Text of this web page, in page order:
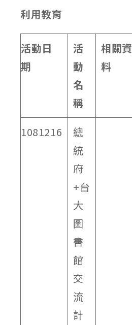
利用教育
活動日
期
活
動
名
稱
相關資
料
1081216
總
統
府
+台
大
圖
書
館
交
流
計